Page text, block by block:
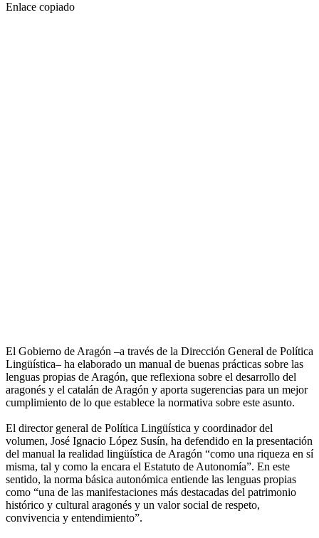
Enlace copiado
El Gobierno de Aragón –a través de la Dirección General de Política
Lingüística– ha elaborado un manual de buenas prácticas sobre las
lenguas propias de Aragón, que reflexiona sobre el desarrollo del
aragonés y el catalán de Aragón y aporta sugerencias para un mejor
cumplimiento de lo que establece la normativa sobre este asunto.
El director general de Política Lingüística y coordinador del
volumen, José Ignacio López Susín, ha defendido en la presentación
del manual la realidad lingüística de Aragón “como una riqueza en sí
misma, tal y como la encara el Estatuto de Autonomía”. En este
sentido, la norma básica autonómica entiende las lenguas propias
como “una de las manifestaciones más destacadas del patrimonio
histórico y cultural aragonés y un valor social de respeto,
convivencia y entendimiento”.